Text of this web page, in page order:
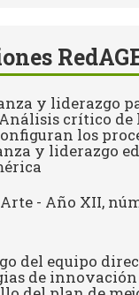
y liderazgo
crítico de
los
y liderazgo
- Año XII,
del equipo
de